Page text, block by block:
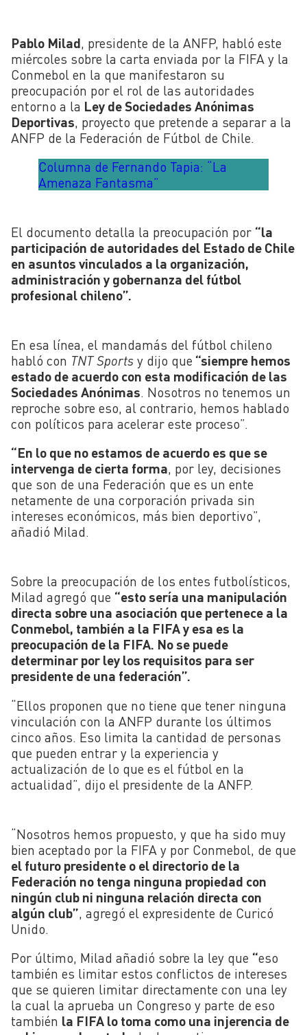
Pablo Milad , presidente de la ANFP, habló este
miércoles sobre la carta enviada por la FIFA y la
Conmebol en la que manifestaron su
preocupación por el rol de las autoridades
entorno a la Ley de Sociedades Anónimas
Deportivas , proyecto que pretende a separar a la
ANFP de la Federación de Fútbol de Chile.
Columna de Fernando Tapia: “La
Amenaza Fantasma”
El documento detalla la preocupación por “la
participación de autoridades del Estado de Chile
en asuntos vinculados a la organización,
administración y gobernanza del fútbol
profesional chileno”.
En esa línea, el mandamás del fútbol chileno
habló con TNT Sports y dijo que “siempre hemos
estado de acuerdo con esta modificación de las
Sociedades Anónimas. Nosotros no tenemos un
reproche sobre eso, al contrario, hemos hablado
con políticos para acelerar este proceso”.
“En lo que no estamos de acuerdo es que se
intervenga de cierta forma, por ley, decisiones
que son de una Federación que es un ente
netamente de una corporación privada sin
intereses económicos, más bien deportivo”,
añadió Milad.
Sobre la preocupación de los entes futbolísticos,
Milad agregó que “esto sería una manipulación
directa sobre una asociación que pertenece a la
Conmebol, también a la FIFA y esa es la
preocupación de la FIFA. No se puede
determinar por ley los requisitos para ser
presidente de una federación”.
“Ellos proponen que no tiene que tener ninguna
vinculación con la ANFP durante los últimos
cinco años. Eso limita la cantidad de personas
que pueden entrar y la experiencia y
actualización de lo que es el fútbol en la
actualidad”, dijo el presidente de la ANFP.
“Nosotros hemos propuesto, y que ha sido muy
bien aceptado por la FIFA y por Conmebol, de que
el futuro presidente o el directorio de la
Federación no tenga ninguna propiedad con
ningún club ni ninguna relación directa con
algún club”, agregó el expresidente de Curicó
Unido.
Por último, Milad añadió sobre la ley que “eso
también es limitar estos conflictos de intereses
que se quieren limitar directamente con una ley
la cual la aprueba un Congreso y parte de eso
también la FIFA lo toma como una injerencia de